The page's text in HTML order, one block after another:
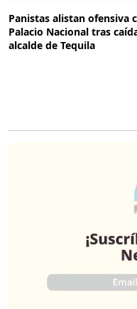
Panistas alistan ofensiva
Palacio Nacional tras
alcalde de Tequila